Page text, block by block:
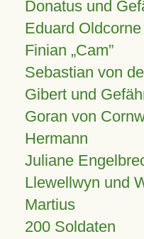
Donatus und
Eduard Oldcorne
Finian Cam
Sebastian von
Gibert und
Goran von
Hermann
Juliane
Llewellwyn und
Martius
200 Soldaten